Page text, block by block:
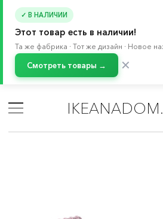
✓ В НАЛИЧИИ
Этот товар есть в наличии!
Та же фабрика · Тот же дизайн · Новое
Смотреть товары → ✕
Кровати для детей от 3 лет /
Детские раздвижные кровати и